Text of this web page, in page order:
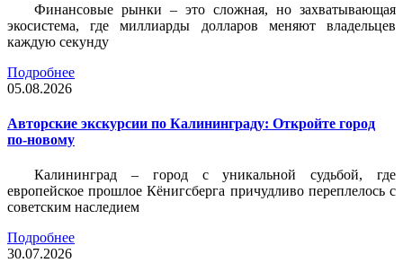
Финансовые рынки – это сложная, но захватывающая
экосистема, где миллиарды долларов меняют владельцев
каждую секунду
Подробнее
05.08.2026
Авторские экскурсии по Калининграду: Откройте город
по-новому
Калининград – город с уникальной судьбой, где
европейское прошлое Кёнигсберга причудливо переплелось с
советским наследием
Подробнее
30.07.2026